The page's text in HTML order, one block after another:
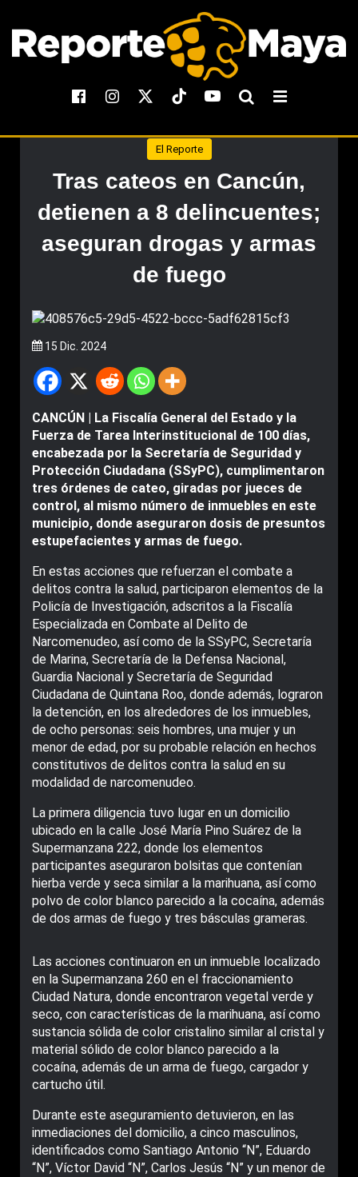
El Reporte
Tras cateos en Cancún,
detienen a 8 delincuentes;
aseguran drogas y armas
de fuego
15 Dic. 2024
CANCÚN | La Fiscalía General del Estado y la
Fuerza de Tarea Interinstitucional de 100 días,
encabezada por la Secretaría de Seguridad y
Protección Ciudadana (SSyPC), cumplimentaron
tres órdenes de cateo, giradas por jueces de
control, al mismo número de inmuebles en este
municipio, donde aseguraron dosis de presuntos
estupefacientes y armas de fuego.
En estas acciones que refuerzan el combate a
delitos contra la salud, participaron elementos de la
Policía de Investigación, adscritos a la Fiscalía
Especializada en Combate al Delito de
Narcomenudeo, así como de la SSyPC, Secretaría
de Marina, Secretaría de la Defensa Nacional,
Guardia Nacional y Secretaría de Seguridad
Ciudadana de Quintana Roo, donde además, lograron
la detención, en los alrededores de los inmuebles,
de ocho personas: seis hombres, una mujer y un
menor de edad, por su probable relación en hechos
constitutivos de delitos contra la salud en su
modalidad de narcomenudeo.
La primera diligencia tuvo lugar en un domicilio
ubicado en la calle José María Pino Suárez de la
Supermanzana 222, donde los elementos
participantes aseguraron bolsitas que contenían
hierba verde y seca similar a la marihuana, así como
polvo de color blanco parecido a la cocaína, además
de dos armas de fuego y tres básculas grameras.
Las acciones continuaron en un inmueble localizado
en la Supermanzana 260 en el fraccionamiento
Ciudad Natura, donde encontraron vegetal verde y
seco, con características de la marihuana, así como
sustancia sólida de color cristalino similar al cristal y
material sólido de color blanco parecido a la
cocaína, además de un arma de fuego, cargador y
cartucho útil.
Durante este aseguramiento detuvieron, en las
inmediaciones del domicilio, a cinco masculinos,
identificados como Santiago Antonio “N”, Eduardo
“N”, Víctor David “N”, Carlos Jesús “N” y un menor de